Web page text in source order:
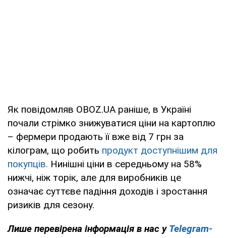
Як повідомляв OBOZ.UA раніше, в Україні
почали стрімко знижуватися ціни на картоплю
– фермери продають її вже від 7 грн за
кілограм, що робить продукт доступнішим для
покупців. Нинішні ціни в середньому на 58%
нижчі, ніж торік, але для виробників це
означає суттєве падіння доходів і зростання
ризиків для сезону.
Лише перевірена інформація в нас у Telegram-